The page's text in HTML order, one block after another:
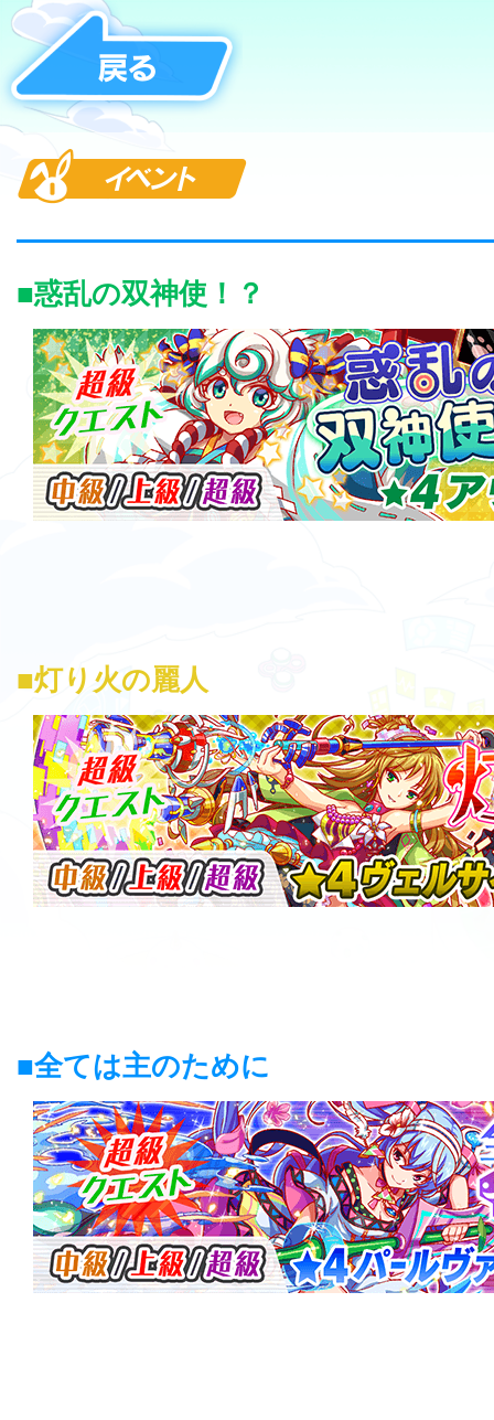
■惑乱の双神使！？
■灯り火の麗人
■全ては主のために